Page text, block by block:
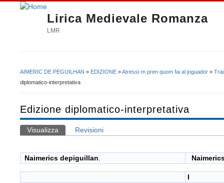
Lirica Medievale Romanza
LMR
Tu sei qui
AIMERIC DE PEGUILHAN » EDIZIONE »Atressi·m pren quom fai al joguador »
diplomatico-interpretativa
Edizione diplomatico-interpretativa
Schede primarie
Visualizza (scheda attiva)
Revisioni
Naimerics depiguillan
I